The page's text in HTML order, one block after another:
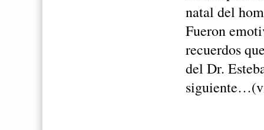
natal del
Fueron
recuerdos
del Dr.